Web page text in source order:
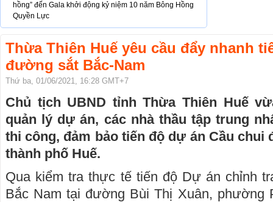
hồng” đến Gala khởi động kỷ niệm 10 năm Bông Hồng
Quyền Lực
Thừa Thiên Huế yêu cầu đẩy nhanh
đường sắt Bắc-Nam
Thứ ba, 01/06/2021, 16:28 GMT+7
Chủ tịch UBND tỉnh Thừa Thiên Huế
quản lý dự án, các nhà thầu tập trung
thi công, đảm bảo tiến độ dự án Cầu chui
thành phố Huế.
Qua kiểm tra thực tế tiến độ Dự án chỉnh
Bắc Nam tại đường Bùi Thị Xuân, phường